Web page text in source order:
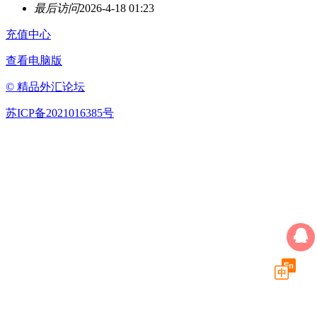
最后访问2026-4-18 01:23
充值中心
查看电脑版
© 精品外汇论坛
苏ICP备2021016385号